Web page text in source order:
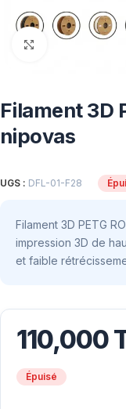
Click to enlarge
Filament 3D
nipovas
UGS : DFL-01-F28
Filament 3D PETG
impression 3D de
et faible
110,000
Épuisé